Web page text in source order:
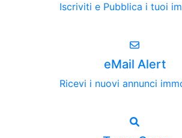
Iscriviti e Pubblica i tuoi
eMail Alert
Ricevi i nuovi annunci